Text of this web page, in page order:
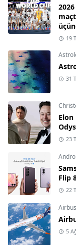
19
31
23
Flip
22
Airbus
5